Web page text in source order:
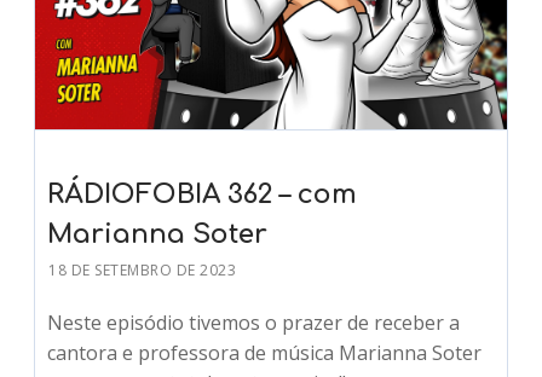
RÁDIOFOBIA 362 – com
Marianna Soter
18 DE SETEMBRO DE 2023
Neste episódio tivemos o prazer de receber a
cantora e professora de música Marianna Soter